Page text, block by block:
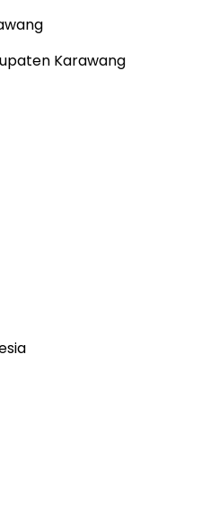
Karawang